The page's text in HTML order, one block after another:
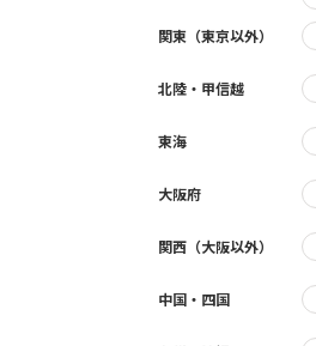
関東（東京以外）
北陸・甲信越
東海
大阪府
関西（大阪以外）
中国・四国